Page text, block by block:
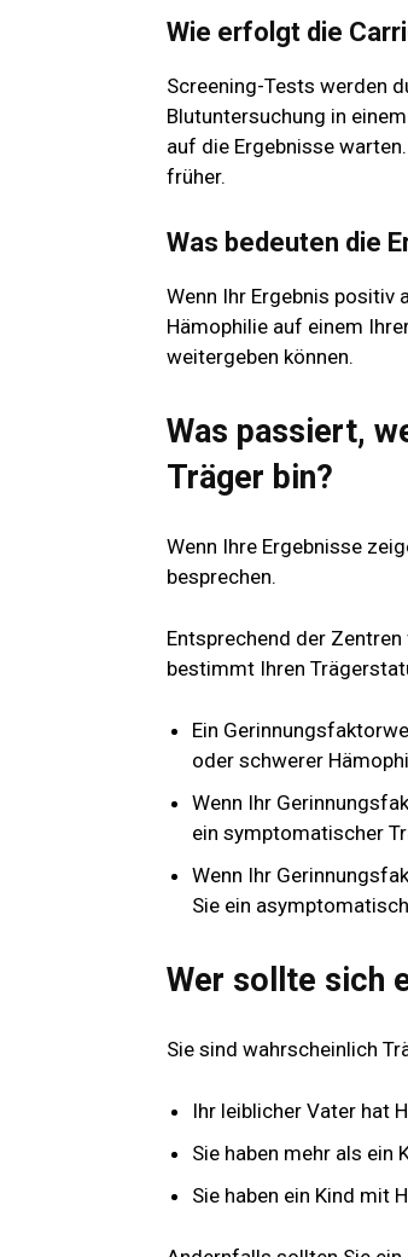
Wie erfolgt die
Screening-Tests werden
Blutuntersuchung in
auf die Ergebnisse
früher.
Was bedeuten die
Wenn Ihr Ergebnis
Hämophilie auf einem
weitergeben können.
Was passiert,
Träger bin?
Wenn Ihre Ergebnisse
besprechen.
Entsprechend der Zentren
bestimmt Ihren
Ein
oder schwerer
Wenn Ihr
ein symptomatischer
Wenn Ihr
Sie ein
Wer sollte sich
Sie sind wahrscheinlich
Ihr leiblicher Vater hat
Sie haben mehr als ein
Sie haben ein Kind mit